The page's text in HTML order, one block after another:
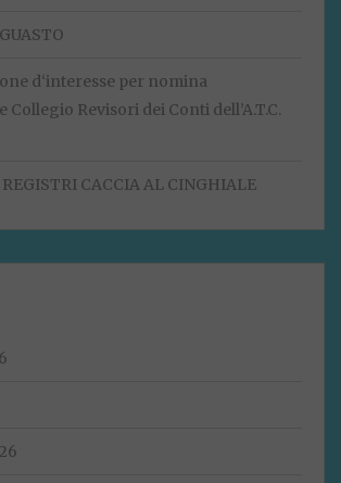
d‘interesse per nomina
Revisori dei Conti dell’A.T.C.
REGISTRI CACCIA AL CINGHIALE